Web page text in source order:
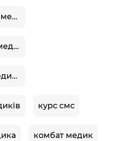
курси військового медика
курси військових медиків
курси бойового медика
курс смс
комбат медик